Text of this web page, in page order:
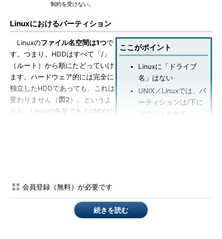
制約を受けない。
Linuxにおけるパーティション
ここがポイント
Linuxに「ドライブ
名」はない
UNIX／Linuxでは、パ
ーティションは/下に
マウントされる
Linuxのファイル名空間は1つで
す。つまり、HDDはすべて「/」
（ルート）から順にたどっていけ
ます。ハードウェア的には完全に
独立したHDDであっても、これは
変わりません（図2）。というよ
りも、Linuxの先輩であるUNIXが
4GbytesのHDDを2Gbytesの基本パーティションと2Gbytesの拡
張パーティションに分けているとします。Windowsでは基本パー
ティションがCドライブ、拡張パーティションがDドライブとな
会員登録（無料）が必要です
続きを読む